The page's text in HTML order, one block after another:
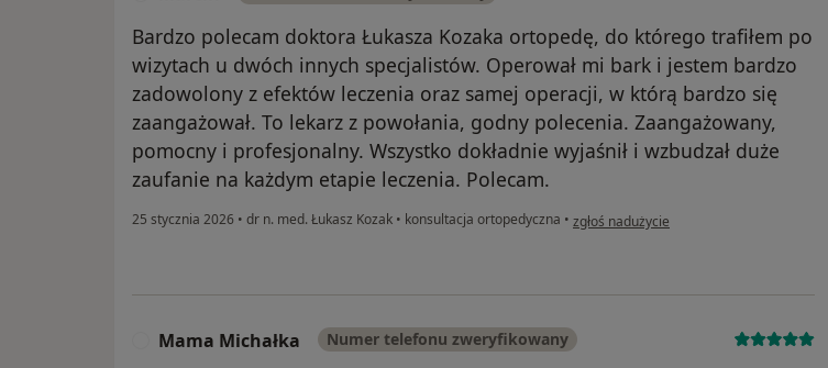
Bardzo polecam doktora Łukasza Kozaka ortopedę, do którego trafiłem po
wizytach u dwóch innych specjalistów. Operował mi bark i jestem bardzo
zadowolony z efektów leczenia oraz samej operacji, w którą bardzo się
zaangażował. To lekarz z powołania, godny polecenia. Zaangażowany,
pomocny i profesjonalny. Wszystko dokładnie wyjaśnił i wzbudzał duże
zaufanie na każdym etapie leczenia. Polecam.
25 stycznia 2026 • dr n. med. Łukasz Kozak • konsultacja ortopedyczna • w opinii użytkownika Marcin
zgłoś nadużycie
Mama Michałka Numer telefonu zweryfikowany